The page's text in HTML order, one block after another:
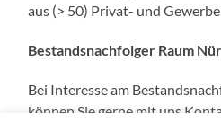
aus (> 50) Privat- und
Bestandsnachfolger Raum
Bei Interesse am
können Sie gerne mit uns